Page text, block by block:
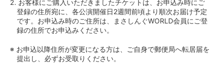
お客様にご購入いただきましたチケットは、お申込み時にご
登録の住所宛に、各公演開催日2週間前頃より順次お届け予定
です。お申込み時のご住所は、まさしんぐWORLD会員にご登
録の住所でお申込みください。
お申込以降住所が変更になる方は、ご自身で郵便局へ転居届を
提出し、必ずお受取りください。